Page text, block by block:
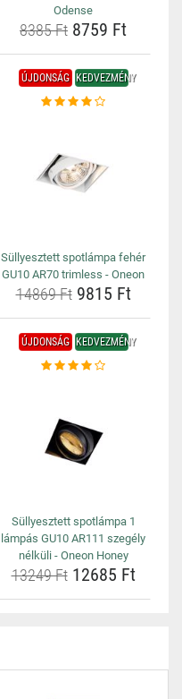
Odense
8385 Ft 8759 Ft
ÚJDONSÁG KEDVEZMÉNY
Süllyesztett spotlámpa fehér
GU10 AR70 trimless - Oneon
14869 Ft9815 Ft
ÚJDONSÁG KEDVEZMÉNY
Süllyesztett spotlámpa 1
lámpás GU10 AR111 szegély
nélküli - Oneon Honey
13249 Ft12685 Ft